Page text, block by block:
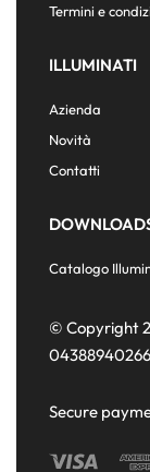
Termini e
ILLUMINATI
Azienda
Novità
Contatti
Catalogo
© Copyright
Secure